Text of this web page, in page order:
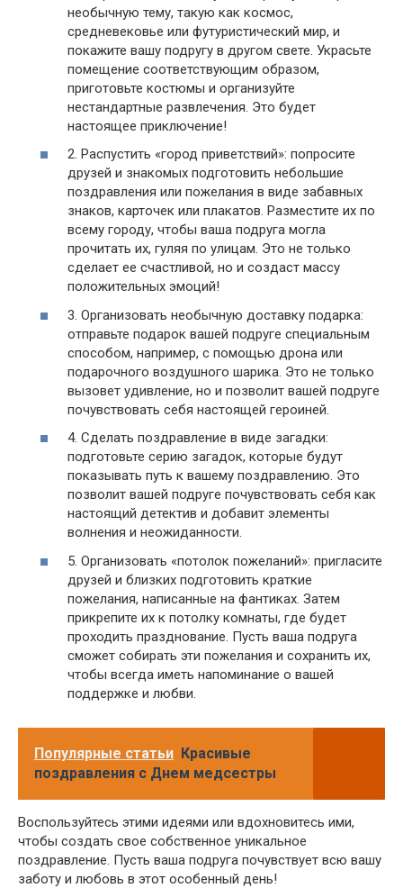
необычную тему, такую как космос,
средневековье или футуристический мир, и
покажите вашу подругу в другом свете. Украсьте
помещение соответствующим образом,
приготовьте костюмы и организуйте
нестандартные развлечения. Это будет
настоящее приключение!
2. Распустить «город приветствий»: попросите
друзей и знакомых подготовить небольшие
поздравления или пожелания в виде забавных
знаков, карточек или плакатов. Разместите их по
всему городу, чтобы ваша подруга могла
прочитать их, гуляя по улицам. Это не только
сделает ее счастливой, но и создаст массу
положительных эмоций!
3. Организовать необычную доставку подарка:
отправьте подарок вашей подруге специальным
способом, например, с помощью дрона или
подарочного воздушного шарика. Это не только
вызовет удивление, но и позволит вашей подруге
почувствовать себя настоящей героиней.
4. Сделать поздравление в виде загадки:
подготовьте серию загадок, которые будут
показывать путь к вашему поздравлению. Это
позволит вашей подруге почувствовать себя как
настоящий детектив и добавит элементы
волнения и неожиданности.
5. Организовать «потолок пожеланий»: пригласите
друзей и близких подготовить краткие
пожелания, написанные на фантиках. Затем
прикрепите их к потолку комнаты, где будет
проходить празднование. Пусть ваша подруга
сможет собирать эти пожелания и сохранить их,
чтобы всегда иметь напоминание о вашей
поддержке и любви.
Популярные статьи Красивые
поздравления с Днем медсестры
Воспользуйтесь этими идеями или вдохновитесь ими,
чтобы создать свое собственное уникальное
поздравление. Пусть ваша подруга почувствует всю вашу
заботу и любовь в этот особенный день!